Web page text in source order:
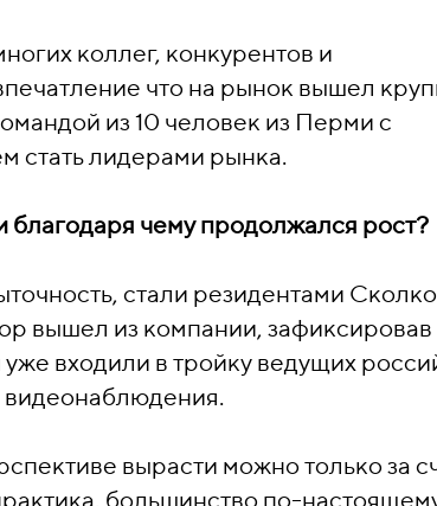
коллег, конкурентов и
что на рынок вышел
из 10 человек из Перми с
стать лидерами рынка.
чему продолжался рост?
стали резидентами
вышел из компании, зафиксировав
входили в тройку ведущих
вырасти можно только за
большинство по-